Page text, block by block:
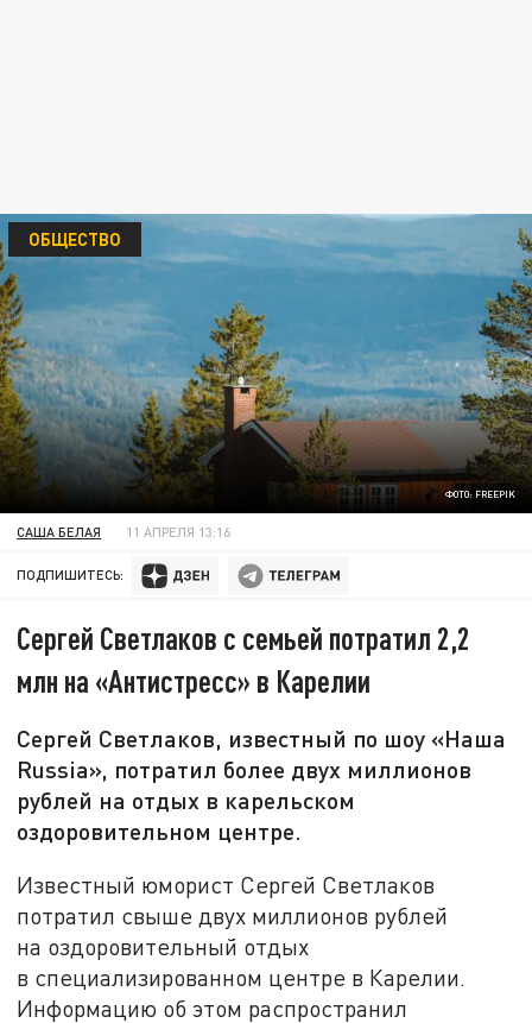
ФОТО: FREEPIK
ОБЩЕСТВО
САША БЕЛАЯ 11 АПРЕЛЯ 13:16
ПОДПИШИТЕСЬ:
Сергей Светлаков с семьей потратил 2,2
млн на «Антистресс» в Карелии
Сергей Светлаков, известный по шоу «Наша
Russia», потратил более двух миллионов
рублей на отдых в карельском
оздоровительном центре.
Известный юморист Сергей Светлаков
потратил свыше двух миллионов рублей
на оздоровительный отдых
в специализированном центре в Карелии.
Информацию об этом распространил